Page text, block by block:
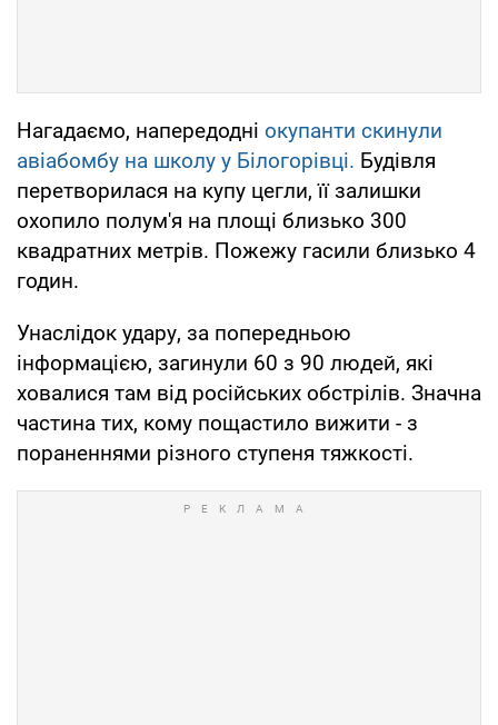
Нагадаємо, напередодні окупанти скинули
авіабомбу на школу у Білогорівці. Будівля
перетворилася на купу цегли, її залишки
охопило полум'я на площі близько 300
квадратних метрів. Пожежу гасили близько 4
годин.
Унаслідок удару, за попередньою
інформацією, загинули 60 з 90 людей, які
ховалися там від російських обстрілів. Значна
частина тих, кому пощастило вижити - з
пораненнями різного ступеня тяжкості.